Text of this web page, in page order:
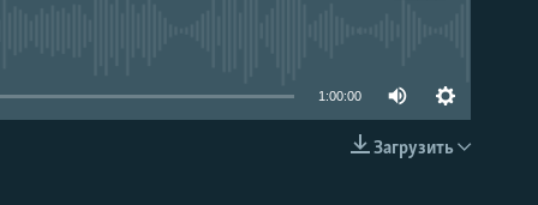
EMBED
1:00:00
Загрузить